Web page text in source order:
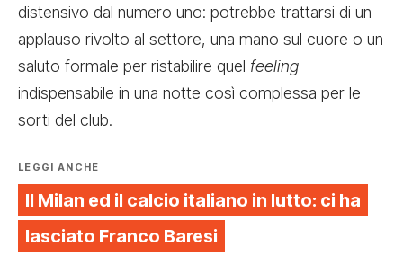
distensivo dal numero uno: potrebbe trattarsi di un
applauso rivolto al settore, una mano sul cuore o un
saluto formale per ristabilire quel feeling
indispensabile in una notte così complessa per le
sorti del club.
LEGGI ANCHE
Il Milan ed il calcio italiano in lutto: ci ha
lasciato Franco Baresi